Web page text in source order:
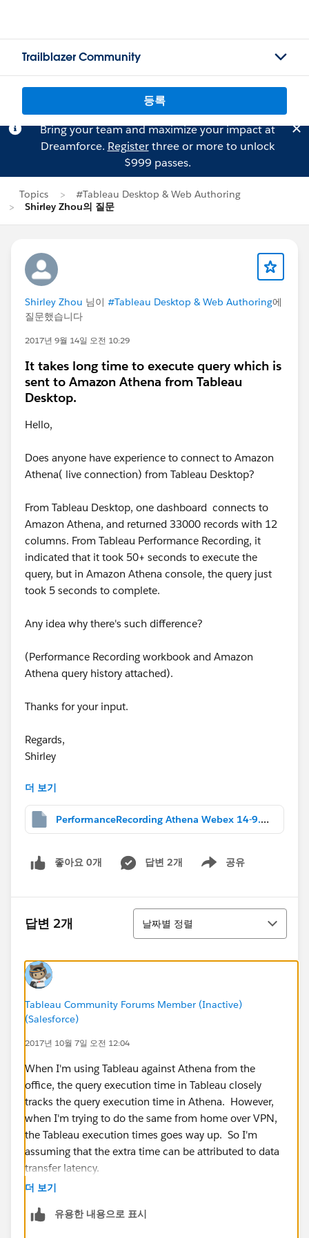
Trailblazer Community
등록
Bring your team and maximize your impact at
Dreamforce. Registerthree or more to unlock
$999 passes.
Topics
#Tableau Desktop & Web Authoring
Shirley Zhou의 질문
Shirley Zhou 님이 #Tableau Desktop & Web Authoring에
질문했습니다
2017년 9월 14일 오전 10:29
It takes long time to execute query which is
sent to Amazon Athena from Tableau
Desktop.
Hello,
Does anyone have experience to connect to Amazon
Athena( live connection) from Tableau Desktop?
From Tableau Desktop, one dashboard connects to
Amazon Athena, and returned 33000 records with 12
columns. From Tableau Performance Recording, it
indicated that it took 50+ seconds to execute the
query, but in Amazon Athena console, the query just
took 5 seconds to complete.
Any idea why there's such difference?
(Performance Recording workbook and Amazon
Athena query history attached).
Thanks for your input.
Regards,
Shirley
Message was edited by: Shirley Zhou
Attach packaged workbook 'Extract Dashboard -
ADHOC.twbx'
더 보기
PerformanceRecording Athena Webex 14-9.twbx
좋아요 0개 답변 2개 공유
Show menu
답변 2개
정렬
날짜별 정렬
Tableau Community Forums Member (Inactive)
(Salesforce)
2017년 10월 7일 오전 12:04
When I'm using Tableau against Athena from the
office, the query execution time in Tableau closely
tracks the query execution time in Athena. However,
when I'm trying to do the same from home over VPN,
the Tableau execution times goes way up. So I'm
assuming that the extra time can be attributed to data
transfer latency.
더 보기
유용한 내용으로 표시